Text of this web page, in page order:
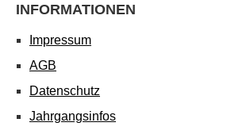
INFORMATIONEN
Impressum
AGB
Datenschutz
Jahrgangsinfos